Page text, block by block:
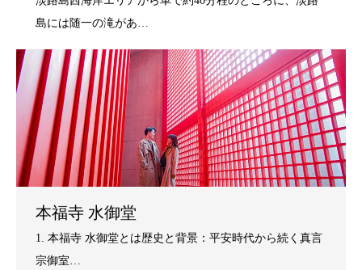
本福寺 水御堂